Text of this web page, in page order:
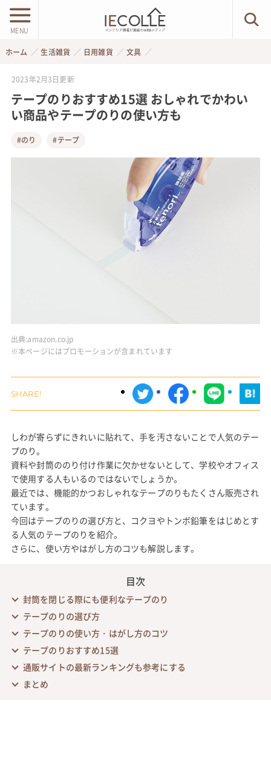
MENU
ホーム 生活雑貨 日用雑貨 文具
2023年2月3日更新
テープのりおすすめ15選 おしゃれでかわい
い商品やテープのりの使い方も
#のり #テープ
出典:amazon.co.jp
※本ページにはプロモーションが含まれています
しわが寄らずにきれいに貼れて、手を汚さないことで人気のテー
プのり。
資料や封筒ののり付け作業に欠かせないとして、学校やオフィス
で使用する人もいるのではないでしょうか。
最近では、機能的かつおしゃれなテープのりもたくさん販売され
ています。
今回はテープのりの選び方と、コクヨやトンボ鉛筆をはじめとす
る人気のテープのりを紹介。
さらに、使い方やはがし方のコツも解説します。
目次
封筒を閉じる際にも便利なテープのり
テープのりの選び方
テープのりの使い方・はがし方のコツ
テープのりおすすめ15選
通販サイトの最新ランキングも参考にする
まとめ